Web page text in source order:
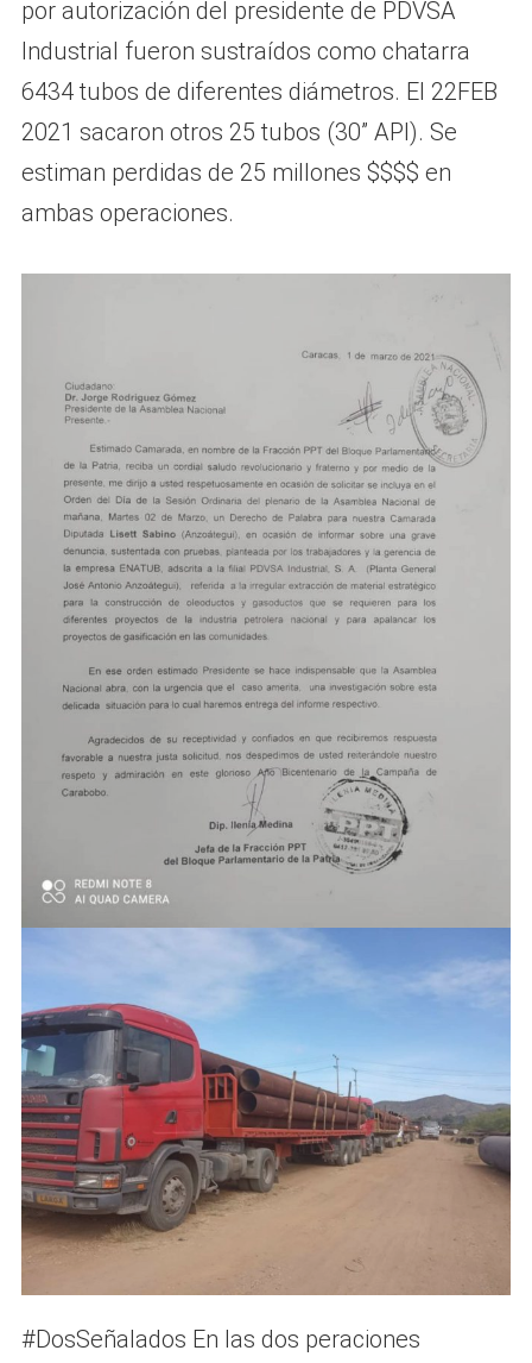
por autorización del presidente de PDVSA
Industrial fueron sustraídos como chatarra
6434 tubos de diferentes diámetros. El 22FEB
2021 sacaron otros 25 tubos (30” API). Se
estiman perdidas de 25 millones $$$$ en
ambas operaciones.
#DosSeñalados En las dos peraciones